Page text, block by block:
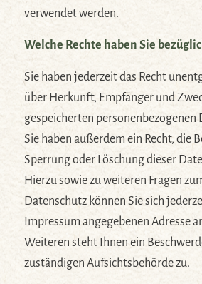
verwendet werden.
Welche Rechte haben Sie
Sie haben jederzeit das Recht
über Herkunft, Empfänger und
gespeicherten personenbezogenen
Sie haben außerdem ein Recht, die
Sperrung oder Löschung dieser
Hierzu sowie zu weiteren Fragen
Datenschutz können Sie sich
Impressum angegebenen Adresse
Weiteren steht Ihnen ein
zuständigen Aufsichtsbehörde zu.